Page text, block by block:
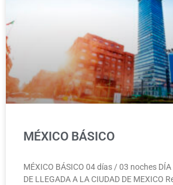
MÉXICO BÁSICO
MÉXICO BÁSICO 04 días / 03 noches DÍA
DE LLEGADA A LA CIUDAD DE MEXICO